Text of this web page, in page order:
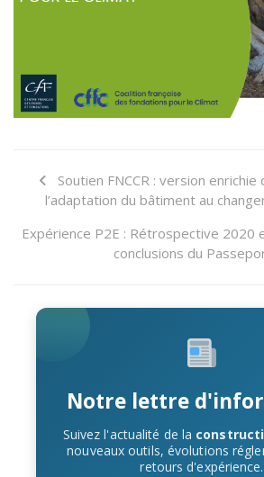
Soutien FNCCR : version
l’adaptation du bâtiment au
Expérience P2E : Rétrospective 2020
conclusions du
Notre lettre
Suivez l'actualité de la
nouveaux outils, évolutions
retours d'expérience.